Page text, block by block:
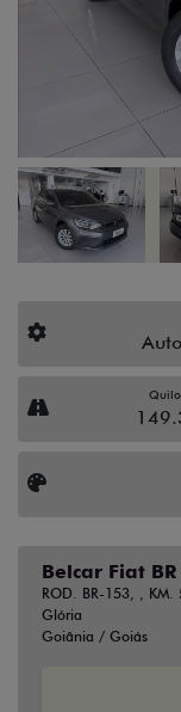
Belcar Fiat BR
ROD. BR-153, ,
Glória
Goiânia / Goiás